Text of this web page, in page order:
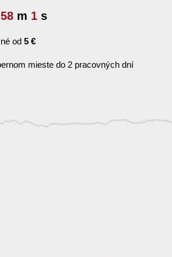
57 m 59s
od 5 €
mieste do 2 pracovných dní